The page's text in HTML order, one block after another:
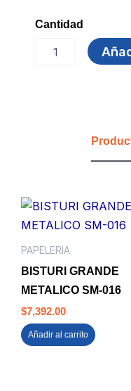
Cantidad
PAPELERIA
BISTURI GRANDE
METALICO SM-016
$7,392.00
Añadir al carrito